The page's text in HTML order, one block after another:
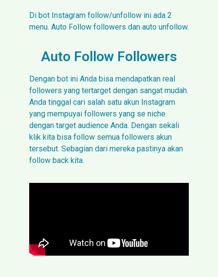
Di bot Instagram follow/unfollow ini ada 2
menu. Auto Follow followers dan auto unfollow.
Auto Follow Followers
Dengan bot ini Anda bisa mendapatkan real
followers yang tertarget dengan sangat mudah.
Anda tinggal cari salah satu akun Instagram
yang mempuyai followers yang se niche
dengan target audience Anda. Dengan sekali
klik kita bisa follow semua followers akun
tersebut. Sebagian dari mereka pastinya akan
follow back kita.